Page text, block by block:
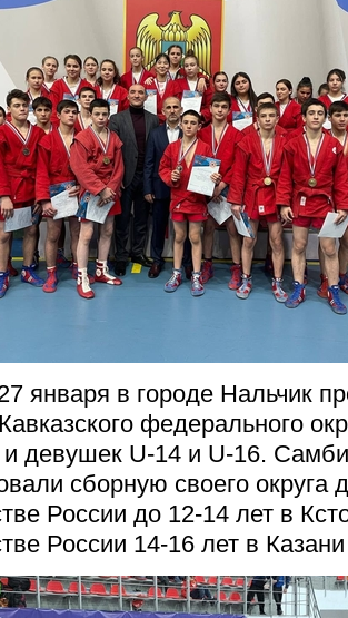
января в городе Нальчик
федерального
девушек U-14 и U-16.
сборную своего округа
России до 12-14 лет в
России 14-16 лет в